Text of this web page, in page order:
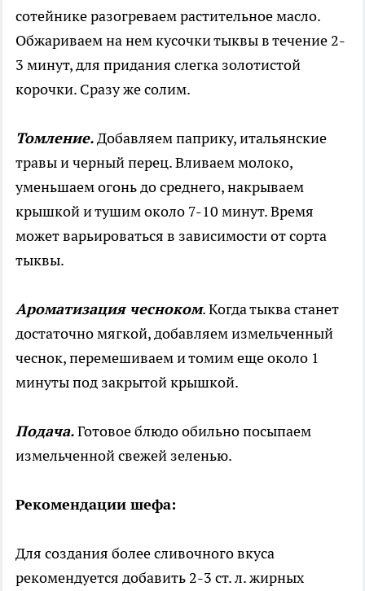
сотейнике разогреваем растительное масло.
Обжариваем на нем кусочки тыквы в течение 2-
3 минут, для придания слегка золотистой
корочки. Сразу же солим.
Томление.Добавляем паприку, итальянские
травы и черный перец. Вливаем молоко,
уменьшаем огонь до среднего, накрываем
крышкой и тушим около 7-10 минут. Время
может варьироваться в зависимости от сорта
тыквы.
Ароматизация чесноком. Когда тыква станет
достаточно мягкой, добавляем измельченный
чеснок, перемешиваем и томим еще около 1
минуты под закрытой крышкой.
Подача.Готовое блюдо обильно посыпаем
измельченной свежей зеленью.
Рекомендации шефа:
Для создания более сливочного вкуса
рекомендуется добавить 2-3 ст. л. жирных